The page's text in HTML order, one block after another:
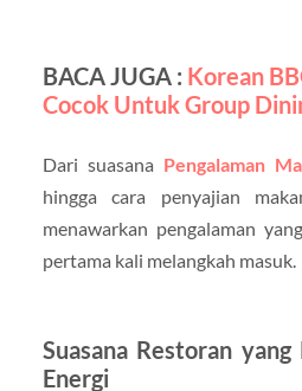
BACA JUGA : Korean
Cocok Untuk Group
Dari suasana Pengalaman
hingga cara penyajian
menawarkan pengalaman
pertama kali melangkah masuk.
Suasana Restoran
Energi